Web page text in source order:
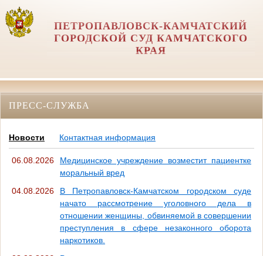
ПЕТРОПАВЛОВСК-КАМЧАТСКИЙ
ГОРОДСКОЙ СУД КАМЧАТСКОГО
КРАЯ
ПРЕСС-СЛУЖБА
Новости Контактная информация
06.08.2026
Медицинское учреждение возместит пациентке
моральный вред
04.08.2026
В Петропавловск-Камчатском городском суде
начато рассмотрение уголовного дела в
отношении женщины, обвиняемой в совершении
преступления в сфере незаконного оборота
наркотиков.